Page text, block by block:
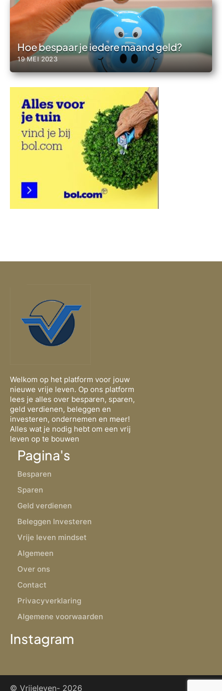
Hoe bespaar je iedere maand geld?
19 MEI 2023
Welkom op het platform voor jouw
nieuwe vrije leven. Op ons platform
lees je alles over besparen, sparen,
geld verdienen, beleggen en
investeren, ondernemen en meer!
Alles wat je nodig hebt om een vrij
leven op te bouwen
Pagina's
Besparen
Sparen
Geld verdienen
Beleggen Investeren
Vrije leven mindset
Algemeen
Over ons
Contact
Privacyverklaring
Algemene voorwaarden
Instagram
© Vrijeleven- 2026